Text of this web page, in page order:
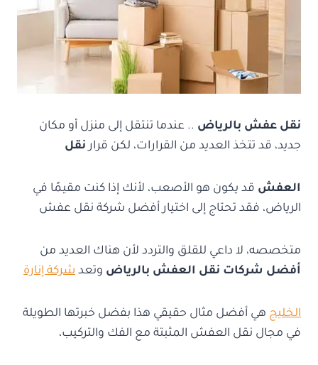
نقل عفش بالرياض .. عندما تنتقل إلى منزل أو مكان
جديد، قد تتخذ العديد من القرارات، لكن قرار نقل
العفش قد يكون هو الأصعب، لأنك إذا كنت مقيمًا في
الرياض، فقد تحتاج إلى اختيار أفضل شركة نقل عفش
متخصصه، لا داعي للقلق والتردد لأن هناك العديد من
أفضل شركات نقل العفش بالرياض وتعد شركة إنارة
الخليج هي أفضل مثال حقيقي هذا بفضل خبرتها الطويلة
في مجال نقل العفش المثبتة مع الفك والتركيب،